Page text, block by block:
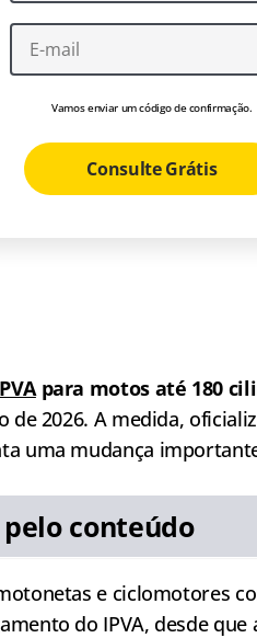
Vamos enviar um código de confirmação.
Consulte Grátis
para motos até 180
de 2026. A medida,
uma mudança
conteúdo
e ciclomotores
do IPVA, desde